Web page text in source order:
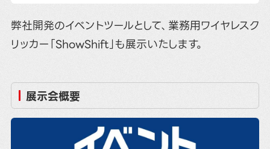
弊社開発のイベントツールとして、業務用ワイヤレスク
リッカー「ShowShift」も展示いたします。
展示会概要